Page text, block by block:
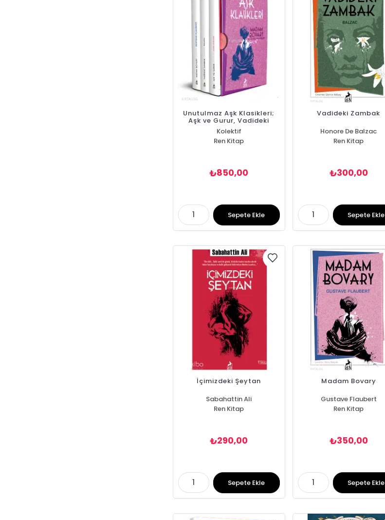
Unutulmaz Aşk Klasikleri;
Aşk ve Gurur, Vadideki
Zambak, Madam Bovary
Kolektif
Ren Kitap
₺850,00
Sepete Ekle
Vadideki Zambak
Honore De Balzac
Ren Kitap
₺300,00
Sepete Ekle
İçimizdeki Şeytan
Sabahattin Ali
Ren Kitap
₺290,00
Sepete Ekle
Madam Bovary
Gustave Flaubert
Ren Kitap
₺350,00
Sepete Ekle